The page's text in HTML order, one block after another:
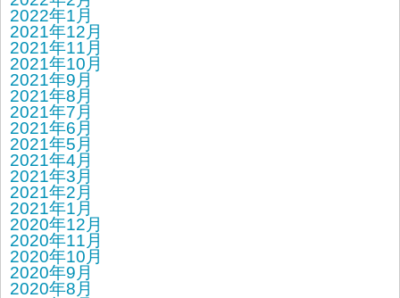
2022年1月
2021年12月
2021年11月
2021年10月
2021年9月
2021年8月
2021年7月
2021年6月
2021年5月
2021年4月
2021年3月
2021年2月
2021年1月
2020年12月
2020年11月
2020年10月
2020年9月
2020年8月